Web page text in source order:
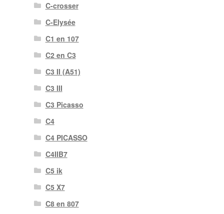
C-crosser
C-Elysée
C1 en 107
C2 en C3
C3 II (A51)
C3 III
C3 Picasso
C4
C4 PICASSO
C4IIB7
C5 ik
C5 X7
C8 en 807